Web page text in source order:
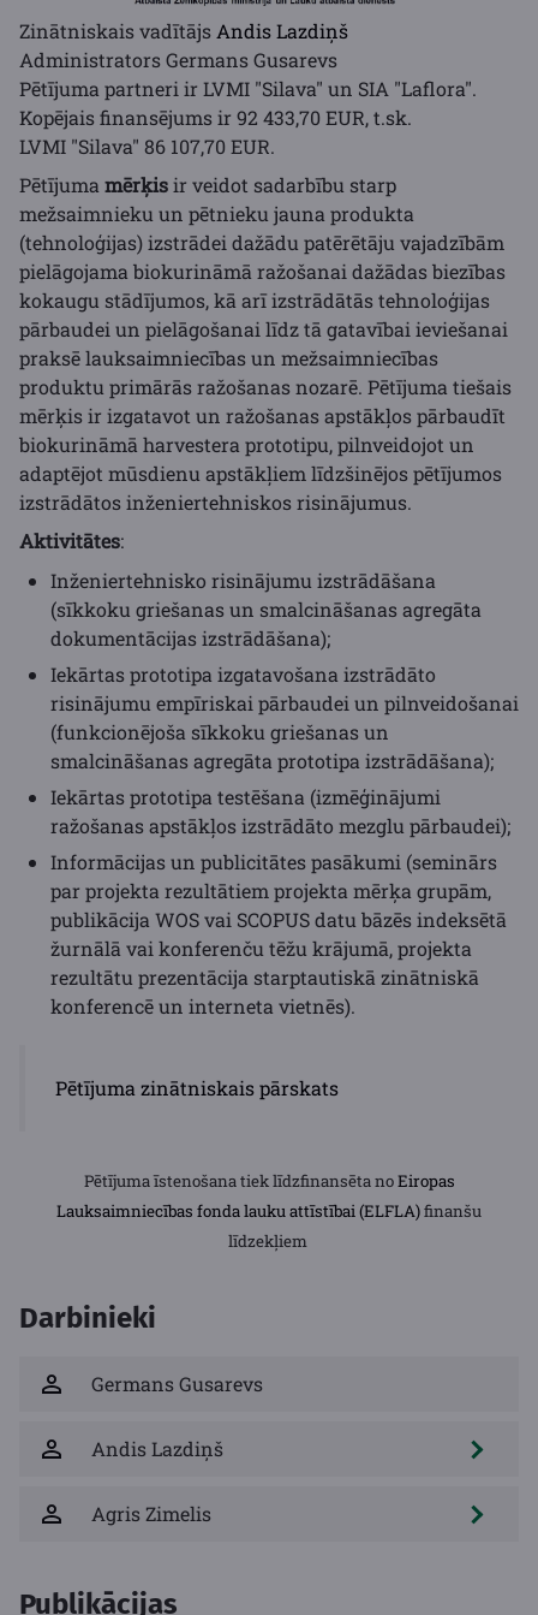
Zinātniskais vadītājsAndis Lazdiņš
Administrators Germans Gusarevs
Pētījuma partneri ir LVMI "Silava" un SIA "Laflora".
Kopējais finansējums ir 92 433,70 EUR, t.sk.
LVMI "Silava" 86 107,70 EUR.
Pētījumamērķisir veidot sadarbību starp
mežsaimnieku un pētnieku jauna produkta
(tehnoloģijas) izstrādei dažādu patērētāju vajadzībām
pielāgojama biokurināmā ražošanai dažādas biezības
kokaugu stādījumos, kā arī izstrādātās tehnoloģijas
pārbaudei un pielāgošanai līdz tā gatavībai ieviešanai
praksē lauksaimniecības un mežsaimniecības
produktu primārās ražošanas nozarē. Pētījuma tiešais
mērķis ir izgatavot un ražošanas apstākļos pārbaudīt
biokurināmā harvestera prototipu, pilnveidojot un
adaptējot mūsdienu apstākļiem līdzšinējos pētījumos
izstrādātos inženiertehniskos risinājumus.
Aktivitātes:
Inženiertehnisko risinājumu izstrādāšana
(sīkkoku griešanas un smalcināšanas agregāta
dokumentācijas izstrādāšana);
Iekārtas prototipa izgatavošana izstrādāto
risinājumu empīriskai pārbaudei un pilnveidošanai
(funkcionējoša sīkkoku griešanas un
smalcināšanas agregāta prototipa izstrādāšana);
Iekārtas prototipa testēšana (izmēģinājumi
ražošanas apstākļos izstrādāto mezglu pārbaudei);
Informācijas un publicitātes pasākumi (seminārs
par projekta rezultātiem projekta mērķa grupām,
publikācija WOS vai SCOPUS datu bāzēs indeksētā
žurnālā vai konferenču tēžu krājumā, projekta
rezultātu prezentācija starptautiskā zinātniskā
konferencē un interneta vietnēs).
Pētījuma zinātniskais pārskats
Pētījuma īstenošana tiek līdzfinansēta noEiropas
Lauksaimniecības fonda lauku attīstībai (ELFLA)finanšu
līdzekļiem
Darbinieki
Germans Gusarevs
Andis Lazdiņš
Agris Zimelis
Publikācijas